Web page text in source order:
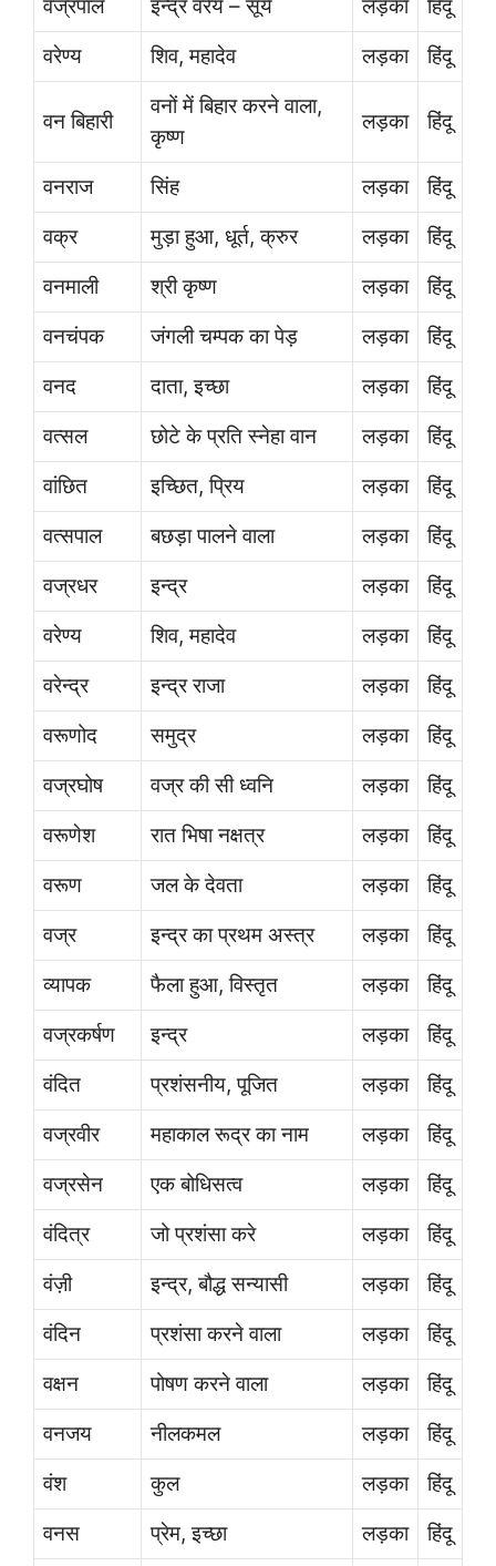
वज्रपाल
इन्द्र वरेय – सूर्य लड़का
हिंदू
वरेण्य
शिव, महादेव लड़का हिंदू
वन बिहारी
वनों में बिहार करने वाला,
कृष्ण
लड़का हिंदू
वनराज सिंह लड़का
हिंदू
वक्र
मुड़ा हुआ, धूर्त, क्रुर लड़का
हिंदू
वनमाली
श्री कृष्ण लड़का
हिंदू
वनचंपक
जंगली चम्पक का पेड़ लड़का
हिंदू
वनद
दाता, इच्छा लड़का
हिंदू
वत्सल
छोटे के प्रति स्नेहा वान लड़का
हिंदू
वांछित
इच्छित, प्रिय लड़का
हिंदू
वत्सपाल
बछड़ा पालने वाला लड़का
हिंदू
वज्रधर
इन्द्र लड़का
हिंदू
वरेण्य
शिव, महादेव लड़का
हिंदू
वरेन्द्र
इन्द्र राजा लड़का
हिंदू
वरूणोद
समुद्र लड़का
हिंदू
वज्रघोष
वज्र की सी ध्वनि लड़का
हिंदू
वरूणेश
रात भिषा नक्षत्र लड़का
हिंदू
वरूण
जल के देवता लड़का
हिंदू
वज्र
इन्द्र का प्रथम अस्त्र लड़का
हिंदू
व्यापक
फैला हुआ, विस्तृत लड़का
हिंदू
वज्रकर्षण
इन्द्र लड़का
हिंदू
वंदित
प्रशंसनीय, पूजित लड़का
हिंदू
वज्रवीर
महाकाल रूद्र का नाम लड़का
हिंदू
वज्रसेन
एक बोधिसत्व लड़का
हिंदू
वंदित्र
जो प्रशंसा करे लड़का
हिंदू
वंज़ी
इन्द्र, बौद्ध सन्यासी लड़का
हिंदू
वंदिन
प्रशंसा करने वाला लड़का
हिंदू
वक्षन
पोषण करने वाला लड़का
हिंदू
वनजय
नीलकमल लड़का
हिंदू
वंश
कुल लड़का
हिंदू
वनस
प्रेम, इच्छा लड़का
हिंदू